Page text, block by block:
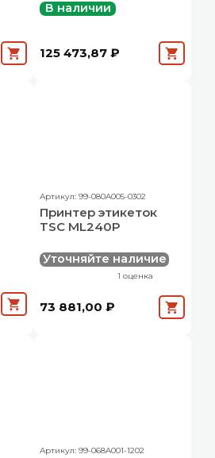
В наличии
125 473,87 ₽
Артикул: 99-080A005-0302
Принтер этикеток
TSC ML240P
Уточняйте наличие
1 оценка
73 881,00 ₽
Артикул: 99-068A001-1202